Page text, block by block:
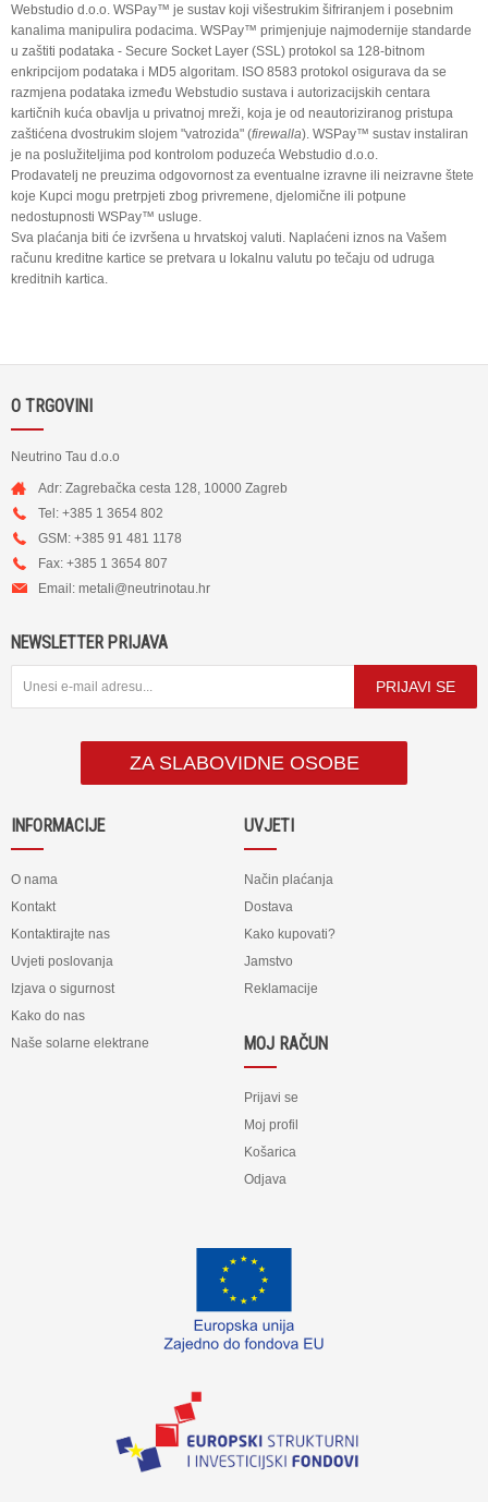
Webstudio d.o.o. WSPay™ je sustav koji višestrukim šifriranjem i posebnim
kanalima manipulira podacima. WSPay™ primjenjuje najmodernije standarde
u zaštiti podataka - Secure Socket Layer (SSL) protokol sa 128-bitnom
enkripcijom podataka i MD5 algoritam. ISO 8583 protokol osigurava da se
razmjena podataka između Webstudio sustava i autorizacijskih centara
kartičnih kuća obavlja u privatnoj mreži, koja je od neautoriziranog pristupa
zaštićena dvostrukim slojem "vatrozida" (firewalla). WSPay™ sustav instaliran
je na poslužiteljima pod kontrolom poduzeća Webstudio d.o.o.
Prodavatelj ne preuzima odgovornost za eventualne izravne ili neizravne štete
koje Kupci mogu pretrpjeti zbog privremene, djelomične ili potpune
nedostupnosti WSPay™ usluge.
Sva plaćanja biti će izvršena u hrvatskoj valuti. Naplaćeni iznos na Vašem
računu kreditne kartice se pretvara u lokalnu valutu po tečaju od udruga
kreditnih kartica.
O TRGOVINI
Neutrino Tau d.o.o
Adr: Zagrebačka cesta 128, 10000 Zagreb
Tel: +385 1 3654 802
GSM: +385 91 481 1178
Fax: +385 1 3654 807
Email: metali@neutrinotau.hr
NEWSLETTER PRIJAVA
PRIJAVI SE
ZA SLABOVIDNE OSOBE
INFORMACIJE
O nama
Kontakt
Kontaktirajte nas
Uvjeti poslovanja
Izjava o sigurnost
Kako do nas
Naše solarne elektrane
UVJETI
Način plaćanja
Dostava
Kako kupovati?
Jamstvo
Reklamacije
MOJ RAČUN
Prijavi se
Moj profil
Košarica
Odjava